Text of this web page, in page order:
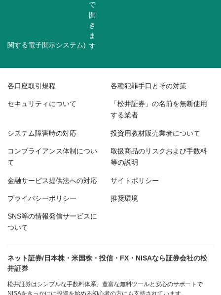
関する電子開示システム)
各口座取引規程 各種犯罪手口とその対策
セキュリティについて 「松井証券」の名前を無断使用
する業者
システム障害時の対応 投資用教材販売業者について
コンプライアンス体制につい
て
取扱商品のリスクおよび手数料
等の説明
金融サービス提供法への対応 サイトポリシー
プライバシーポリシー 推奨環境
SNS等の情報発信サービスに
ついて
ネット証券/日本株・米国株・投信・FX・NISAなら証券会社の松
井証券
松井証券はシンプルな手数料体系、豊富な無料ツールと安心のサポートで
NISAをきっかけに投資を始める初心者の方にも支持されています。